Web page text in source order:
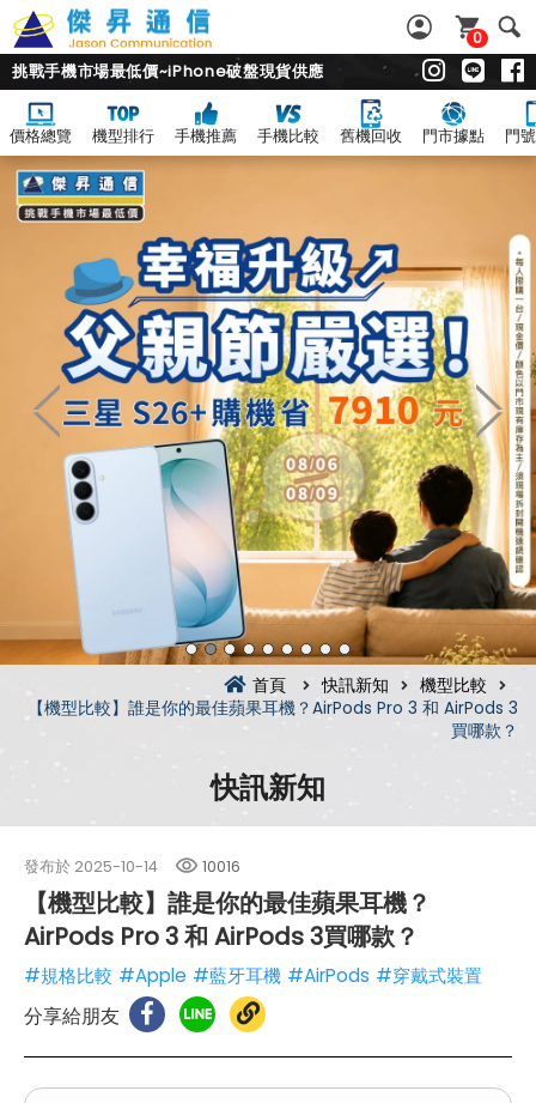
0
挑戰手機市場最低價~iPhone破盤現貨供應
價格總覽 機型排行 手機推薦 手機比較 舊機回收 門市據點 門
首頁 快訊新知
機型比較
【機型比較】誰是你的最佳蘋果耳機？AirPods Pro 3 和 AirPods 3
買哪款？
快訊新知
發布於 2025-10-14 10016
【機型比較】誰是你的最佳蘋果耳機？
AirPods Pro 3 和 AirPods 3買哪款？
#規格比較 #Apple #藍牙耳機 #AirPods #穿戴式裝置
分享給朋友